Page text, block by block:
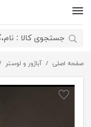
صفحه اصلی آباژور و لوستر
آباژور ایستاده بیضی smd